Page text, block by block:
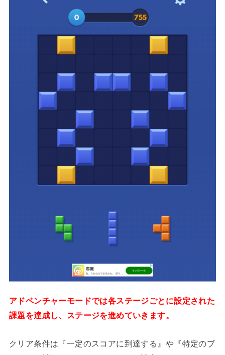
アドベンチャーモードでは各ステージごとに設定された
課題を達成し、ステージを進めていきます。
クリア条件は『一定のスコアに到達する』や『特定のブ